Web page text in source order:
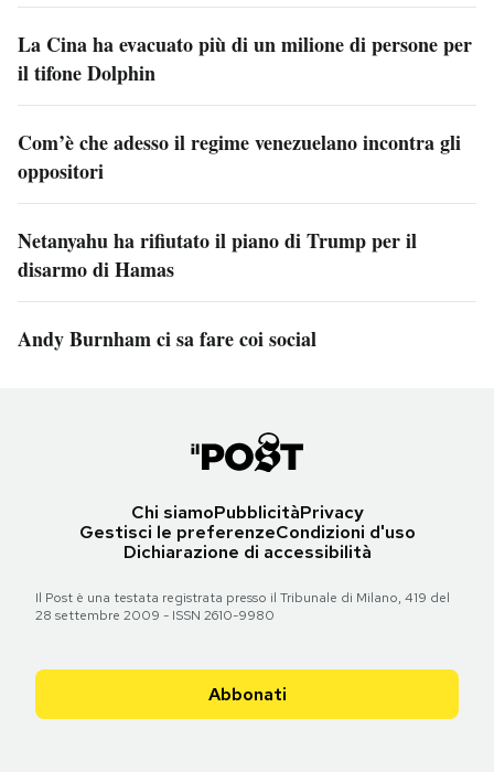
La Cina ha evacuato più di un milione di persone per
il tifone Dolphin
Com’è che adesso il regime venezuelano incontra gli
oppositori
Netanyahu ha rifiutato il piano di Trump per il
disarmo di Hamas
Andy Burnham ci sa fare coi social
Chi siamoPubblicitàPrivacy
Gestisci le preferenzeCondizioni d'uso
Dichiarazione di accessibilità
Il Post è una testata registrata presso il Tribunale di Milano, 419 del
28 settembre 2009 - ISSN 2610-9980
Abbonati